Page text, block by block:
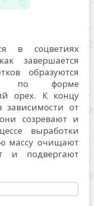
в соцветиях
завершается
образуются
по форме
орех. К концу
зависимости от
созревают и
выработки
массу очищают
и подвергают